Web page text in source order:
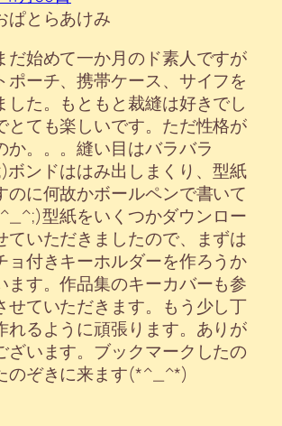
ぱとらあけみ
だ始めて一か月のド素人ですが
ポーチ、携帯ケース、サイフを
した。もともと裁縫は好きでし
とても楽しいです。ただ性格が
か。。。縫い目はバラバラ
ンドははみ出しまくり、型紙
のに何故かボールペンで書いて
型紙をいくつかダウンロー
ていただきましたので、まずは
ョ付きキーホルダーを作ろうか
ます。作品集のキーカバーも参
せていただきます。もう少し丁
れるように頑張ります。ありが
ざいます。ブックマークしたの
のぞきに来ます(*^_^*)